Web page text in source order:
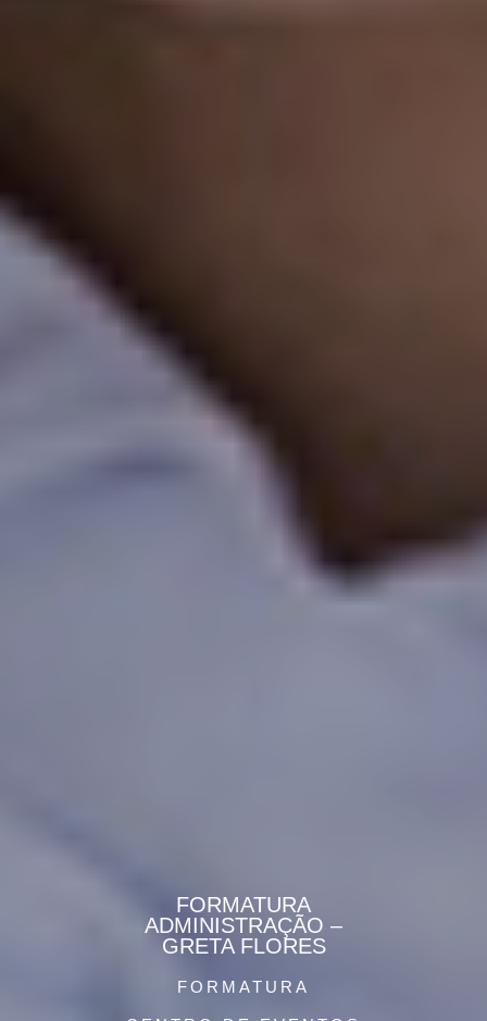
FORMATURA
FORMATURA
ADMINISTRAÇÃO –
GRETA FLORES